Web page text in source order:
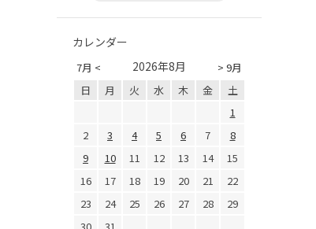
カレンダー
7月 < > 9月
2026年8月
日 月 火 水 木 金
土
1
2
3 4 5 6 7
8
9
10 11 12 13 14
15
16
17 18 19 20 21
22
23
24 25 26 27 28
29